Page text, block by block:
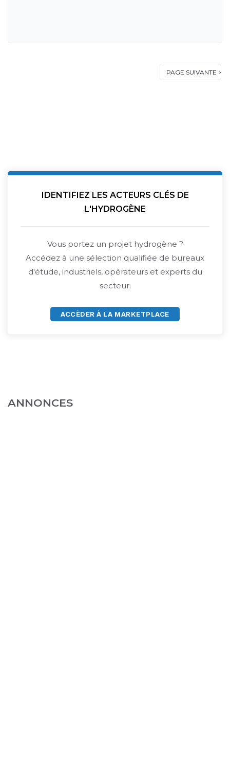
IDENTIFIEZ LES ACTEURS CLÉS DE
L'HYDROGÈNE
Vous portez un projet hydrogène ?
Accédez à une sélection qualifiée de bureaux
d'étude, industriels, opérateurs et experts du
secteur.
ACCÈDER À LA MARKETPLACE
ANNONCES